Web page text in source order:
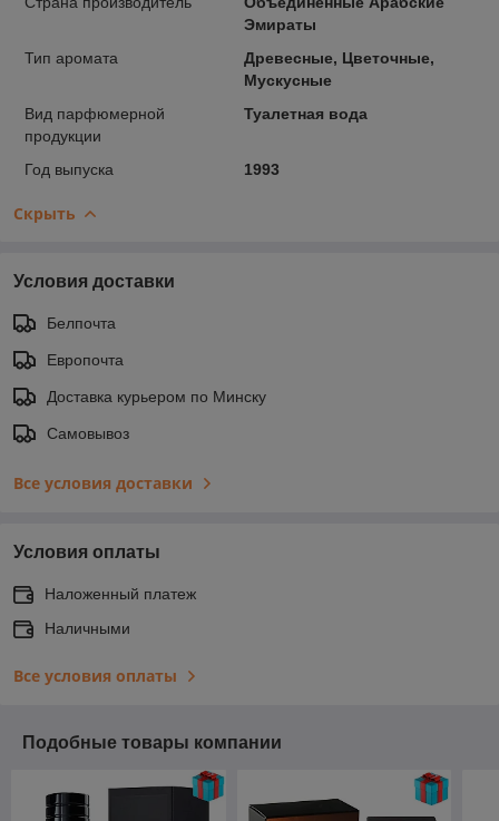
Эмираты
Тип аромата
Древесные, Цветочные,
Мускусные
Вид парфюмерной
продукции
Туалетная вода
Год выпуска 1993
Скрыть
Условия доставки
Белпочта
Европочта
Доставка курьером по Минску
Самовывоз
Все условия доставки
Условия оплаты
Наложенный платеж
Наличными
Все условия оплаты
Подобные товары компании